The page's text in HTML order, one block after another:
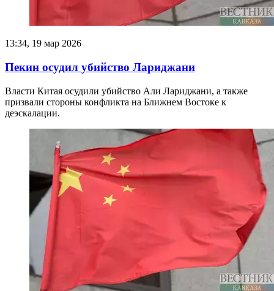
13:34, 19 мар 2026
Пекин осудил убийство Лариджани
Власти Китая осудили убийство Али Лариджани, а также
призвали стороны конфликта на Ближнем Востоке к
деэскалации.